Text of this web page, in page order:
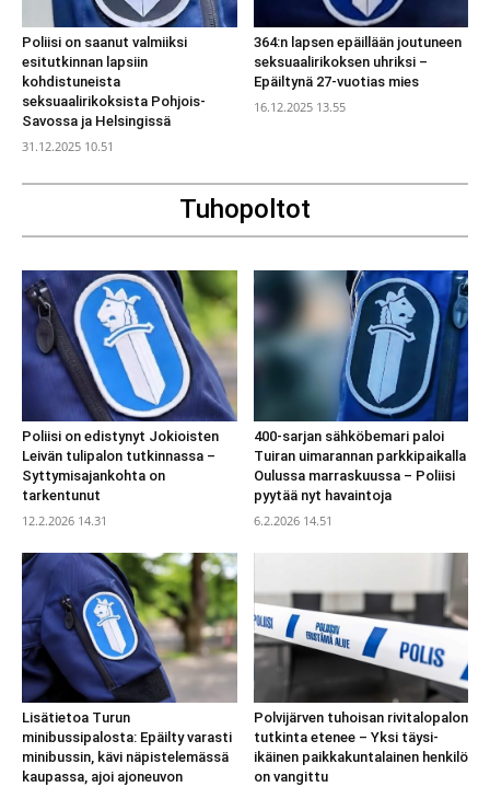
Poliisi on saanut valmiiksi
esitutkinnan lapsiin
kohdistuneista
seksuaalirikoksista Pohjois-
Savossa ja Helsingissä
31.12.2025 10.51
364:n lapsen epäillään joutuneen
seksuaalirikoksen uhriksi –
Epäiltynä 27-vuotias mies
16.12.2025 13.55
Tuhopoltot
Poliisi on edistynyt Jokioisten
Leivän tulipalon tutkinnassa –
Syttymisajankohta on
tarkentunut
12.2.2026 14.31
400-sarjan sähköbemari paloi
Tuiran uimarannan parkkipaikalla
Oulussa marraskuussa – Poliisi
pyytää nyt havaintoja
6.2.2026 14.51
Lisätietoa Turun
minibussipalosta: Epäilty varasti
minibussin, kävi näpistelemässä
kaupassa, ajoi ajoneuvon
Polvijärven tuhoisan rivitalopalon
tutkinta etenee – Yksi täysi-
ikäinen paikkakuntalainen henkilö
on vangittu